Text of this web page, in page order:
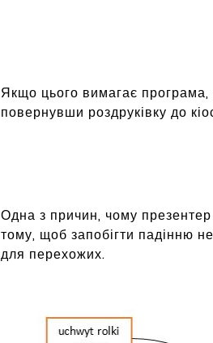
Якщо цього вимагає програма,
повернувши роздруківку до
Одна з причин, чому
тому, щоб запобігти падінню
для перехожих.